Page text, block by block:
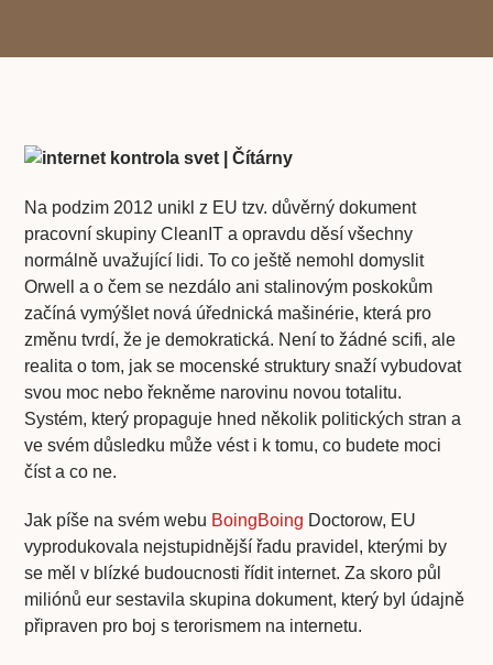
Na podzim 2012 unikl z EU tzv. důvěrný dokument
pracovní skupiny CleanIT a opravdu děsí všechny
normálně uvažující lidi. To co ještě nemohl domyslit
Orwell a o čem se nezdálo ani stalinovým poskokům
začíná vymýšlet nová úřednická mašinérie, která pro
změnu tvrdí, že je demokratická. Není to žádné scifi, ale
realita o tom, jak se mocenské struktury snaží vybudovat
svou moc nebo řekněme narovinu novou totalitu.
Systém, který propaguje hned několik politických stran a
ve svém důsledku může vést i k tomu, co budete moci
číst a co ne.
Jak píše na svém webu BoingBoing Doctorow, EU
vyprodukovala nejstupidnější řadu pravidel, kterými by
se měl v blízké budoucnosti řídit internet. Za skoro půl
miliónů eur sestavila skupina dokument, který byl údajně
připraven pro boj s terorismem na internetu.